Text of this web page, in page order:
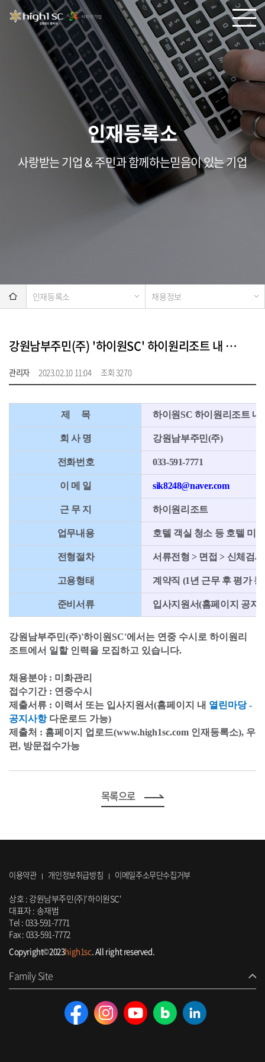
인재등록소
사랑받는 기업 & 주민과 함께하는믿음이 있는 기업
인재등록소 채용정보
강원남부주민(주) '하이원SC' 하이원리조트 내 호텔 미화관리 인력 상시모집
관리자 2023.02.10 11:04 조회 3270
제 목 하이원SC 하이원리조트
회 사 명 강원남부주민(주)
전화번호 033-591-7771
이 메 일 sik8248@naver.com
근 무 지 하이원리조트
업무내용 호텔 객실 청소 등 호텔 미
전형절차 서류전형 > 면접 > 신체검
고용형태 계약직 (1년 근무 후 평가
준비서류 입사지원서(홈페이지 공지
강원남부주민(주)'하이원SC'에서는 연중 수시로 하이원리
조트에서 일할 인력을 모집하고 있습니다.
채용분야 : 미화관리
접수기간 : 연중수시
제출서류 : 이력서 또는 입사지원서(홈페이지 내 열린마당 -
공지사항다운로드 가능)
제출처 : 홈페이지 업로드(www.high1sc.com 인재등록소), 우
편, 방문접수가능
목록으로
이용약관 개인정보취급방침 이메일주소무단수집거부
상호 : 강원남부주민(주)'하이원SC'
대표자 : 송재범
Tel : 033-591-7771
Fax : 033-591-7772
Copyright©2023high1sc. All right reserved.
Family Site